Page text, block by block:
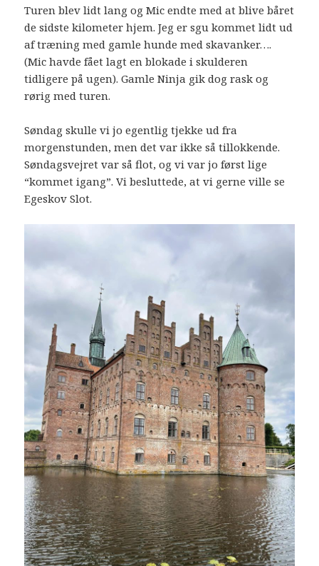
Turen blev lidt lang og Mic endte med at blive båret
de sidste kilometer hjem. Jeg er sgu kommet lidt ud
af træning med gamle hunde med skavanker….
(Mic havde fået lagt en blokade i skulderen
tidligere på ugen). Gamle Ninja gik dog rask og
rørig med turen.
Søndag skulle vi jo egentlig tjekke ud fra
morgenstunden, men det var ikke så tillokkende.
Søndagsvejret var så flot, og vi var jo først lige
“kommet igang”. Vi besluttede, at vi gerne ville se
Egeskov Slot.